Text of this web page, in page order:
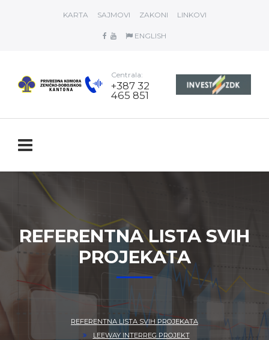
KARTA SAJMOVI ZAKONI LINKOVI
ENGLISH
Centrala:
+387 32
465 851
REFERENTNA LISTA SVIH
PROJEKATA
REFERENTNA LISTA SVIH PROJEKATA
LEEWAY INTERREG PROJEKT